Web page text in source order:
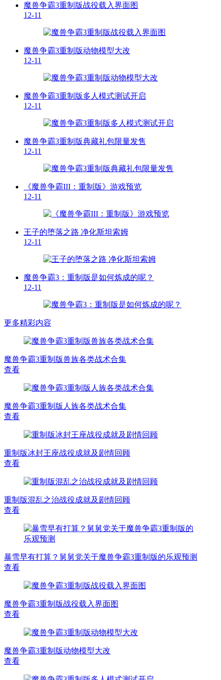
魔兽争霸3重制版战役载入界面图
12-11
魔兽争霸3重制版动物模型大改
12-11
魔兽争霸3重制版多人模式测试开启
12-11
魔兽争霸3重制版典藏礼包限量发售
12-11
《魔兽争霸III：重制版》游戏预览
12-11
王子的堕落之路 净化斯坦索姆
12-11
魔兽争霸3：重制版是如何炼成的呢？
12-11
更多精彩内容
魔兽争霸3重制版兽族各类战术合集
查看
魔兽争霸3重制版人族各类战术合集
查看
重制版冰封王座战役成就及剧情回顾
查看
重制版混乱之治战役成就及剧情回顾
查看
暴雪早有打算？舅舅党关于魔兽争霸3重制版的乐观预测
查看
魔兽争霸3重制版战役载入界面图
查看
魔兽争霸3重制版动物模型大改
查看